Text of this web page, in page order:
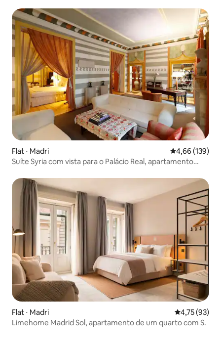
Flat ⋅ Madri 4,66 de uma
4,66 (139)
Suíte Syria com vista para o Palácio Real, apartamento
Flat ⋅ Madri 4,75 de uma
4,75 (93)
Limehome Madrid Sol, apartamento de um quarto com S.